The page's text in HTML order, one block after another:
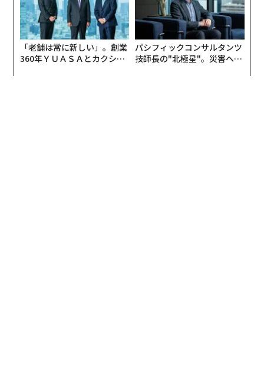
「老舗は常に新しい」。創業
360年ＹＵＡＳＡとカクシン
パシフィックコンサルタンツ
技師長の"北極星"。災害への